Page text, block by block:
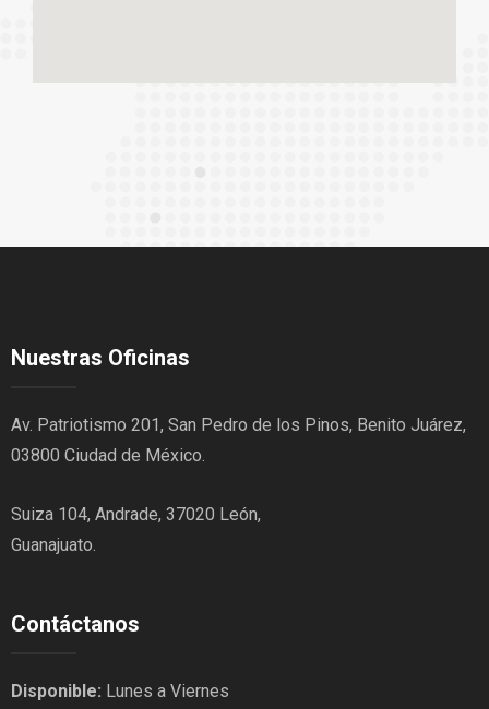
Nuestras Oficinas
Av. Patriotismo 201, San Pedro de los Pinos, Benito Juárez,
03800 Ciudad de México.
Suiza 104, Andrade, 37020 León,
Guanajuato.
Contáctanos
Disponible: Lunes a Viernes